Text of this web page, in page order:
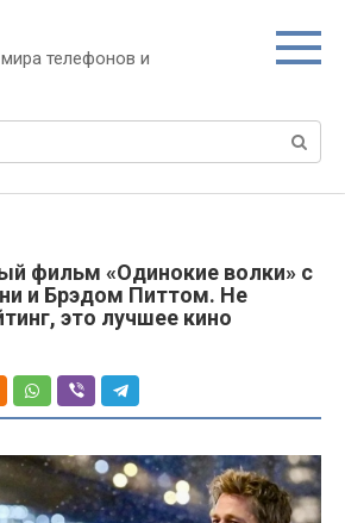
телефонов и
фильм «Одинокие волки» с
и Брэдом Питтом. Не
это лучшее кино